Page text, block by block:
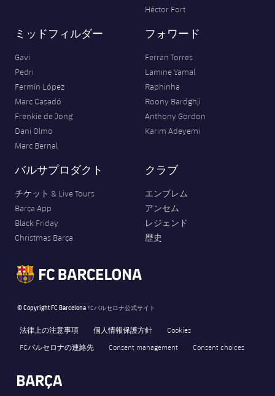
Héctor Fort
ミッドフィルダー
Gavi
Pedri
Fermín López
Marc Casadó
Frenkie de Jong
Dani Olmo
Marc Bernal
フォワード
Ferran Torres
Lamine Yamal
Raphinha
Roony Bardghji
Anthony Gordon
Karim Adeyemi
バルサプロダクト
チケット & Live Tours
Barça App
Black Friday
Christmas Barça
クラブ
エンブレム
アンセム
レジェンド
歴史
© Copyright FC Barcelona FCバルセロナ公式サイト
法律上の注意事項 個人情報保護方針
Cookies
FCバルセロナの連絡先
Consent management Consent choices